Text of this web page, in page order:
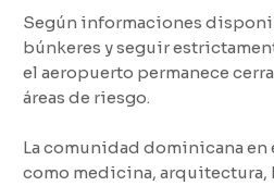
Según informaciones
búnkeres y seguir
el aeropuerto permanece
áreas de riesgo.
La comunidad dominicana
como medicina, arquitectura,